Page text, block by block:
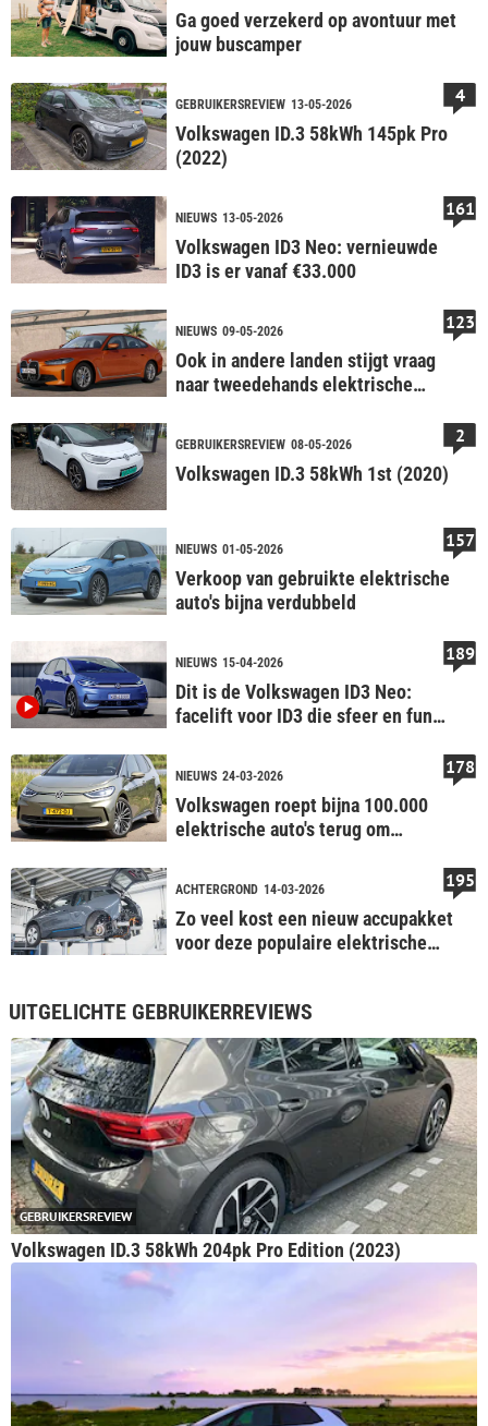
Ga goed verzekerd op avontuur met
jouw buscamper
GEBRUIKERSREVIEW 13-05-2026
Volkswagen ID.3 58kWh 145pk Pro
(2022)
4
NIEUWS 13-05-2026
Volkswagen ID3 Neo: vernieuwde
ID3 is er vanaf €33.000
161
NIEUWS 09-05-2026
Ook in andere landen stijgt vraag
naar tweedehands elektrische
123
GEBRUIKERSREVIEW 08-05-2026
Volkswagen ID.3 58kWh 1st (2020)
2
NIEUWS 01-05-2026
Verkoop van gebruikte elektrische
auto's bijna verdubbeld
157
NIEUWS 15-04-2026
Dit is de Volkswagen ID3 Neo:
facelift voor ID3 die sfeer en fun
189
NIEUWS 24-03-2026
Volkswagen roept bijna 100.000
elektrische auto's terug om
178
ACHTERGROND 14-03-2026
Zo veel kost een nieuw accupakket
voor deze populaire elektrische
195
UITGELICHTE GEBRUIKERREVIEWS
GEBRUIKERSREVIEW
Volkswagen ID.3 58kWh 204pk Pro Edition (2023)